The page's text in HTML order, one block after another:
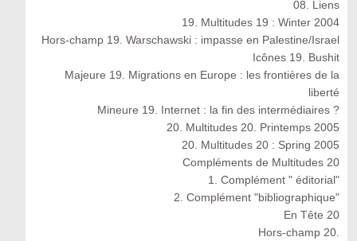
08. Liens
19. Multitudes 19 : Winter 2004
Hors-champ 19. Warschawski : impasse en Palestine/Israel
Icônes 19. Bushit
Majeure 19. Migrations en Europe : les frontières de la
liberté
Mineure 19. Internet : la fin des intermédiaires ?
20. Multitudes 20. Printemps 2005
20. Multitudes 20 : Spring 2005
Compléments de Multitudes 20
1. Complément " éditorial"
2. Complément "bibliographique"
En Tête 20
Hors-champ 20.